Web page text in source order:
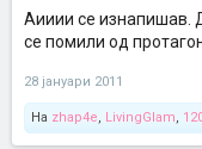
Аииии се изнапишав.
се помили од
28 јануари 2011
На zhap4e, LivingGlam,